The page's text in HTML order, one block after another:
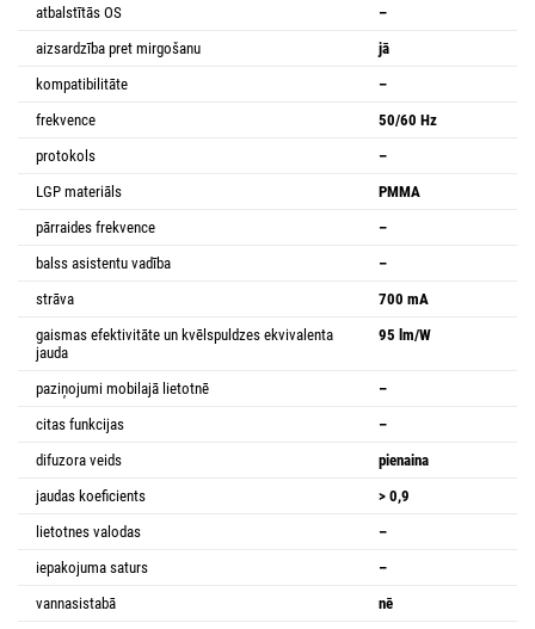
atbalstītās OS
–
aizsardzība pret mirgošanu
jā
kompatibilitāte
–
frekvence
50/60 Hz
protokols
–
LGP materiāls
PMMA
pārraides frekvence
–
balss asistentu vadība
–
strāva
700 mA
gaismas efektivitāte un kvēlspuldzes ekvivalenta
jauda
95 lm/W
paziņojumi mobilajā lietotnē
–
citas funkcijas
–
difuzora veids
pienaina
jaudas koeficients
> 0,9
lietotnes valodas
–
iepakojuma saturs
–
vannasistabā
nē